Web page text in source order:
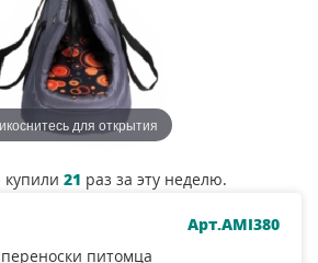
для открытия
купили 21 раз за эту неделю.
Арт.AMI380
питомца